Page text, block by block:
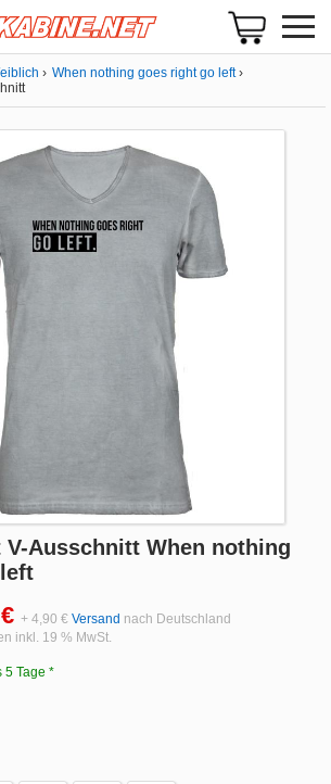
When nothing goes right go left
V-Ausschnitt When nothing
+ 4,90 € Versand nach Deutschland
inkl. 19 % MwSt.
5 Tage *